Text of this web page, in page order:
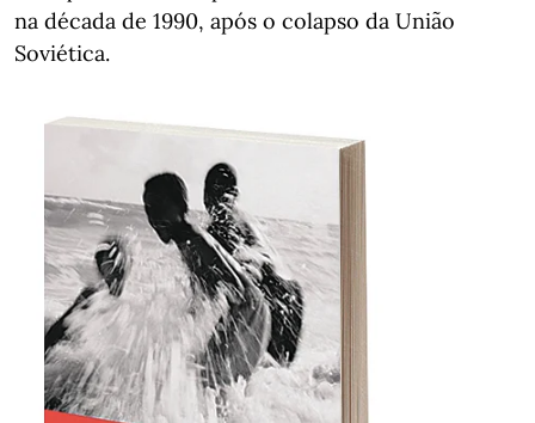
na década de 1990, após o colapso da União
Soviética.